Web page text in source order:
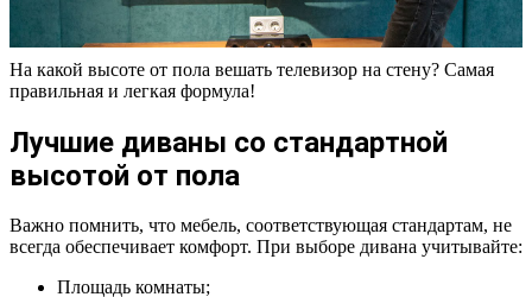
На какой высоте от пола вешать телевизор на стену? Самая
правильная и легкая формула!
Лучшие диваны со стандартной
высотой от пола
Важно помнить, что мебель, соответствующая стандартам, не
всегда обеспечивает комфорт. При выборе дивана учитывайте:
Площадь комнаты;